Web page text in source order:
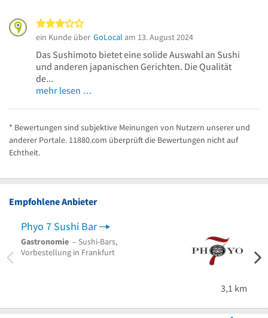
ein Kunde über GoLocal am 13. August 2024
Das Sushimoto bietet eine solide Auswahl an Sushi
und anderen japanischen Gerichten. Die Qualität
de...
mehr lesen …
* Bewertungen sind subjektive Meinungen von Nutzern unserer und
anderer Portale. 11880.com überprüft die Bewertungen nicht auf
Echtheit.
Empfohlene Anbieter
Phyo 7 Sushi Bar
Gastronomie – Sushi-Bars,
Vorbestellung in Frankfurt
3,1 km